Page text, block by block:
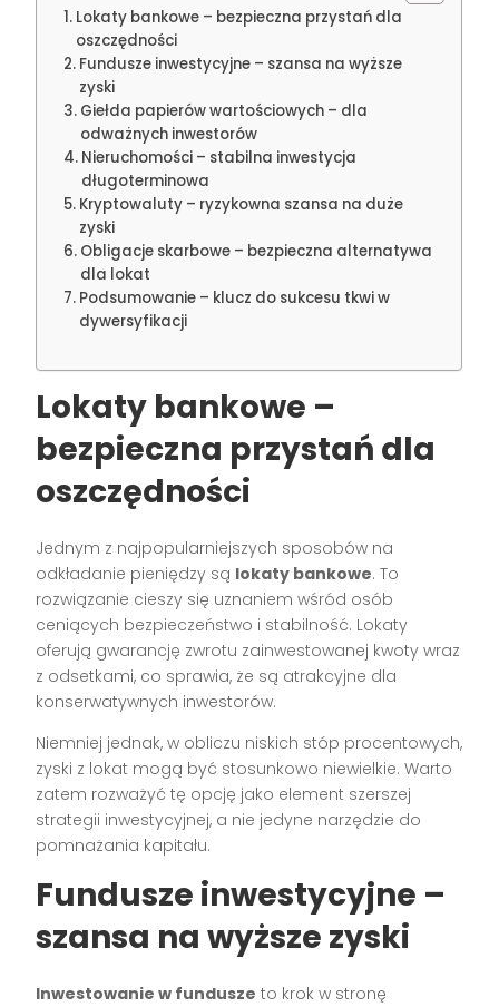
Lokaty bankowe – bezpieczna przystań dla
oszczędności
Fundusze inwestycyjne – szansa na wyższe
zyski
Giełda papierów wartościowych – dla
odważnych inwestorów
Nieruchomości – stabilna inwestycja
długoterminowa
Kryptowaluty – ryzykowna szansa na duże
zyski
Obligacje skarbowe – bezpieczna alternatywa
dla lokat
Podsumowanie – klucz do sukcesu tkwi w
dywersyfikacji
Lokaty bankowe –
bezpieczna przystań dla
oszczędności
Jednym z najpopularniejszych sposobów na
odkładanie pieniędzy są lokaty bankowe. To
rozwiązanie cieszy się uznaniem wśród osób
ceniących bezpieczeństwo i stabilność. Lokaty
oferują gwarancję zwrotu zainwestowanej kwoty wraz
z odsetkami, co sprawia, że są atrakcyjne dla
konserwatywnych inwestorów.
Niemniej jednak, w obliczu niskich stóp procentowych,
zyski z lokat mogą być stosunkowo niewielkie. Warto
zatem rozważyć tę opcję jako element szerszej
strategii inwestycyjnej, a nie jedyne narzędzie do
pomnażania kapitału.
Fundusze inwestycyjne –
szansa na wyższe zyski
Inwestowanie w fundusze to krok w stronę